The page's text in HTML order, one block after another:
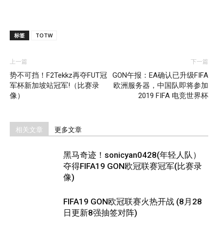
标签 TOTW
上一篇
势不可挡！F2Tekkz再夺FUT冠
军杯新加坡站冠军!（比赛录
像）
下一篇
GON午报：EA确认已升级FIFA
欧洲服务器，中国队即将参加
2019 FIFA 电竞世界杯
相关文章 更多文章
黑马奇迹！sonicyan0428(年轻人队）
夺得FIFA19 GON欧冠联赛冠军(比赛录
像)
FIFA19 GON欧冠联赛火热开战 (8月28
日更新8强抽签对阵)